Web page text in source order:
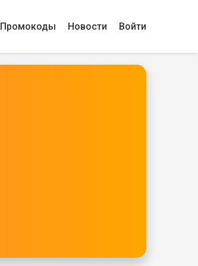
Промокоды Новости Войти